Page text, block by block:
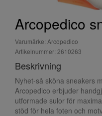
Arcopedico
Varumärke: Arcopedico
Artikelnummer: 2610263
Beskrivning
Nyhet-så sköna sneakers
Arcopedico erbjuder
utformade sulor för
stöd för hela foten och